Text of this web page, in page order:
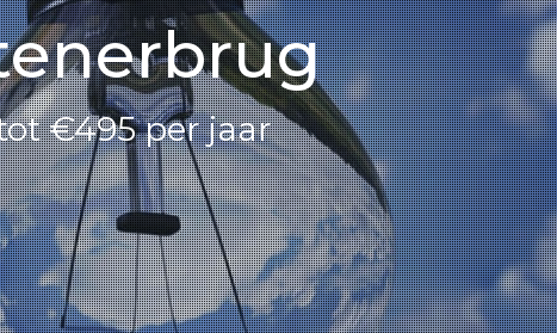
€495 per jaar